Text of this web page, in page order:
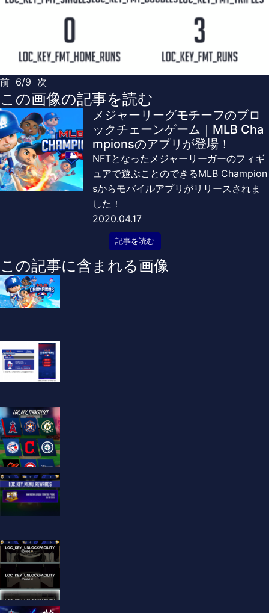
前 6/9 次
この画像の記事を読む
メジャーリーグモチーフのブロ
ックチェーンゲーム｜MLB Cha
mpionsのアプリが登場！
NFTとなったメジャーリーガーのフィギ
ュアで遊ぶことのできるMLB Champion
sからモバイルアプリがリリースされま
した！
2020.04.17
記事を読む
この記事に含まれる画像